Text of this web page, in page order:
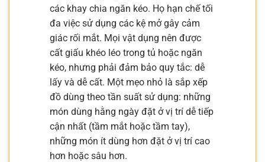
các khay chia ngăn kéo. Họ hạn chế tối
đa việc sử dụng các kệ mở gây cảm
giác rối mắt. Mọi vật dụng nên được
cất giấu khéo léo trong tủ hoặc ngăn
kéo, nhưng phải đảm bảo quy tắc: dễ
lấy và dễ cất. Một mẹo nhỏ là sắp xếp
đồ dùng theo tần suất sử dụng: những
món dùng hằng ngày đặt ở vị trí dễ tiếp
cận nhất (tầm mắt hoặc tầm tay),
những món ít dùng hơn đặt ở vị trí cao
hơn hoặc sâu hơn.